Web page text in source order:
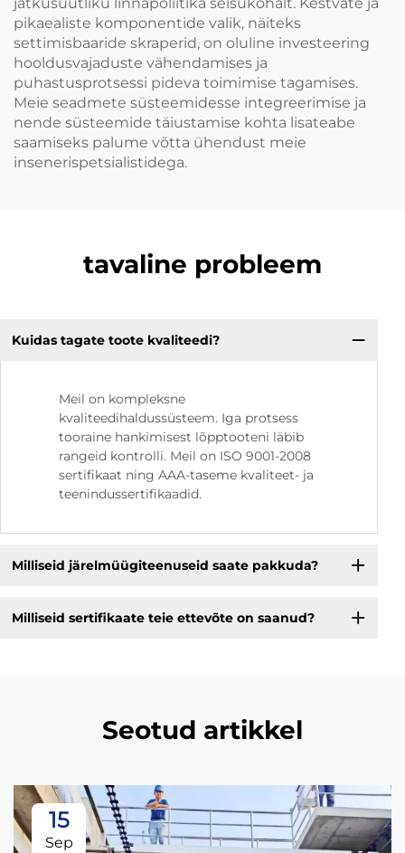
pikaealiste komponentide valik, näiteks
settimisbaaride skraperid, on oluline investeering
hooldusvajaduste vähendamises ja
puhastusprotsessi pideva toimimise tagamises.
Meie seadmete süsteemidesse integreerimise ja
nende süsteemide täiustamise kohta lisateabe
saamiseks palume võtta ühendust meie
insenerispetsialistidega.
tavaline probleem
Kuidas tagate toote kvaliteedi?
Meil on kompleksne
kvaliteedihaldussüsteem. Iga protsess
tooraine hankimisest lõpptooteni läbib
rangeid kontrolli. Meil on ISO 9001-2008
sertifikaat ning AAA-taseme kvaliteet- ja
teenindussertifikaadid.
Milliseid järelmüügiteenuseid saate pakkuda?
Milliseid sertifikaate teie ettevõte on saanud?
Seotud artikkel
15
Sep